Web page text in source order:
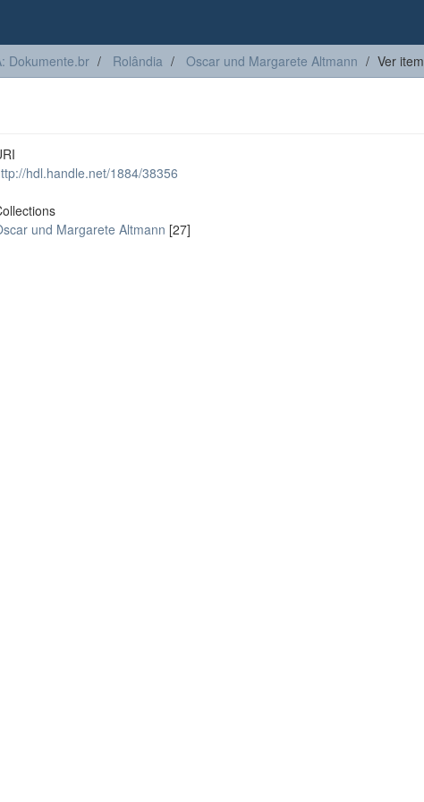
Dokumente.br Rolândia Oscar und Margarete Altmann Ver item
hdl.handle.net/1884/38356
und Margarete Altmann [27]